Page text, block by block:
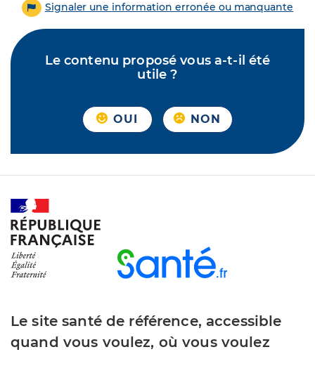
Signaler une information erronée ou manquante
Le contenu proposé vous a-t-il été
utile ?
OUI NON
Le site santé de référence, accessible
quand vous voulez, où vous voulez